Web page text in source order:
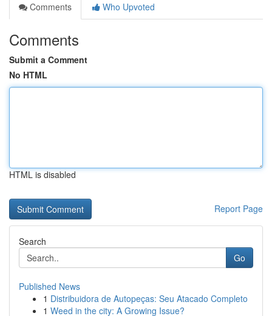
Comments
Who Upvoted
Comments
Submit a Comment
No HTML
HTML is disabled
Report Page
Search
Go
Published News
1 Distribuidora de Autopeças: Seu Atacado Completo
1 Weed in the city: A Growing Issue?